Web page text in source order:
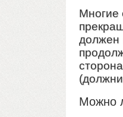
Многие
должен
Можно